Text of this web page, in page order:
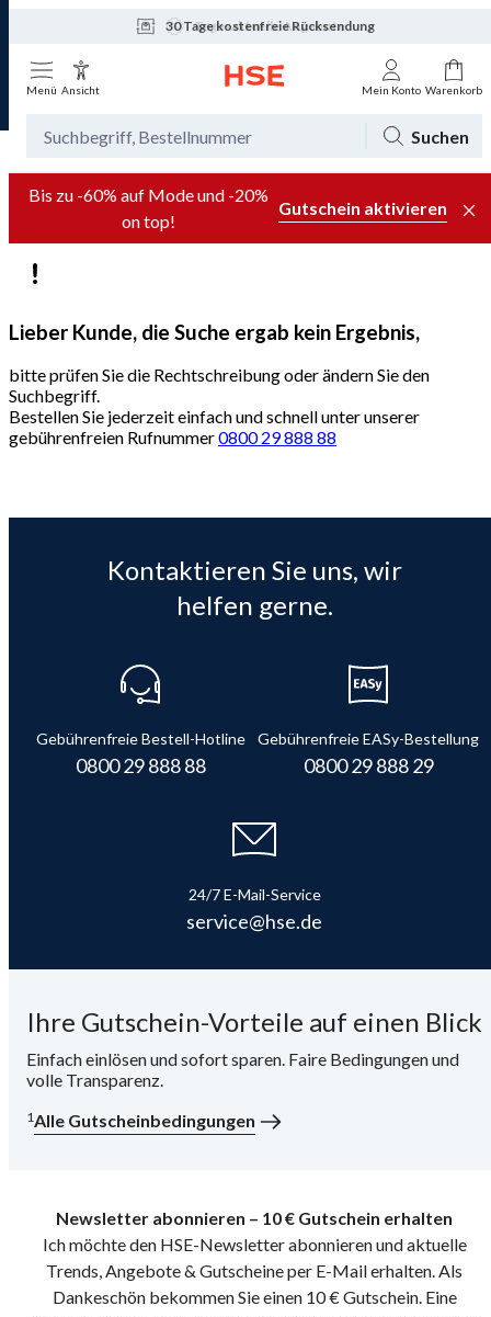
30 Tage kostenfreie Rücksendung
Tagesaktuelle Angebote
Menü Ansicht Mein Konto Warenkorb
Suchen
Bis zu -60% auf Mode und -20%
on top!
Gutschein aktivieren
Lieber Kunde, die Suche ergab kein Ergebnis,
bitte prüfen Sie die Rechtschreibung oder ändern Sie den
Suchbegriff.
Bestellen Sie jederzeit einfach und schnell unter unserer
gebührenfreien Rufnummer0800 29 888 88
Kontaktieren Sie uns, wir
helfen gerne.
Gebührenfreie Bestell-Hotline
0800 29 888 88
Gebührenfreie EASy-Bestellung
0800 29 888 29
24/7 E-Mail-Service
service@hse.de
Ihre Gutschein-Vorteile auf einen Blick
Einfach einlösen und sofort sparen. Faire Bedingungen und
volle Transparenz.
1Alle Gutscheinbedingungen
Newsletter abonnieren – 10 € Gutschein erhalten
Ich möchte den HSE-Newsletter abonnieren und aktuelle
Trends, Angebote & Gutscheine per E-Mail erhalten. Als
Dankeschön bekommen Sie einen 10 € Gutschein. Eine